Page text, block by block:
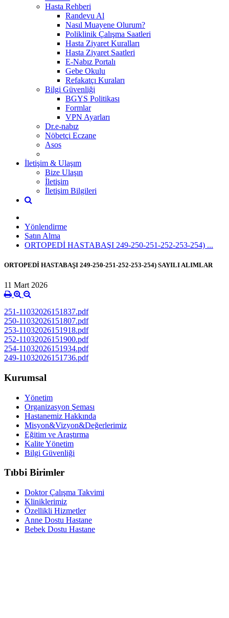
Hasta Rehberi
Randevu Al
Nasıl Muayene Olurum?
Poliklinik Çalışma Saatleri
Hasta Ziyaret Kuralları
Hasta Ziyaret Saatleri
E-Nabız Portalı
Gebe Okulu
Refakatçı Kuraları
Bilgi Güvenliği
BGYS Politikası
Formlar
VPN Ayarları
Dr.e-nabız
Nöbetçi Eczane
Asos
İletişim & Ulaşım
Bize Ulaşın
İletişim
İletişim Bilgileri
Yönlendirme
Satın Alma
ORTOPEDİ HASTABAŞI 249-250-251-252-253-254) ...
ORTOPEDİ HASTABAŞI 249-250-251-252-253-254) SAYILI ALIMLAR
11 Mart 2026
251-11032026151837.pdf
250-11032026151807.pdf
253-11032026151918.pdf
252-11032026151900.pdf
254-11032026151934.pdf
249-11032026151736.pdf
Kurumsal
Yönetim
Organizasyon Şeması
Hastanemiz Hakkında
Misyon&Vizyon&Değerlerimiz
Eğitim ve Araştırma
Kalite Yönetim
Bilgi Güvenliği
Tıbbi Birimler
Doktor Çalışma Takvimi
Kliniklerimiz
Özellikli Hizmetler
Anne Dostu Hastane
Bebek Dostu Hastane